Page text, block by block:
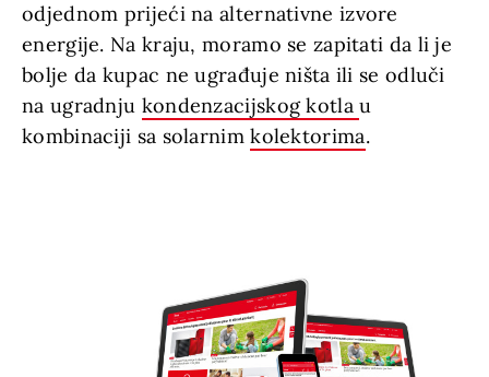
odjednom prijeći na alternativne izvore
energije. Na kraju, moramo se zapitati da li je
bolje da kupac ne ugrađuje ništa ili se odluči
na ugradnju kondenzacijskog kotlau
kombinaciji sa solarnimkolektorima.